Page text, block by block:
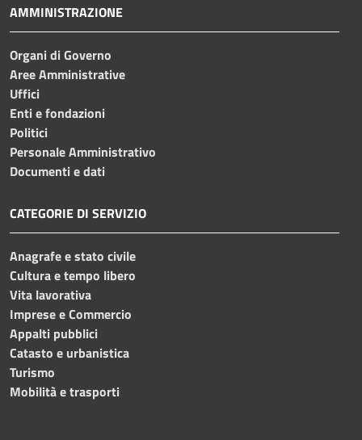
AMMINISTRAZIONE
Organi di Governo
Aree Amministrative
Uffici
Enti e fondazioni
Politici
Personale Amministrativo
Documenti e dati
CATEGORIE DI SERVIZIO
Anagrafe e stato civile
Cultura e tempo libero
Vita lavorativa
Imprese e Commercio
Appalti pubblici
Catasto e urbanistica
Turismo
Mobilità e trasporti